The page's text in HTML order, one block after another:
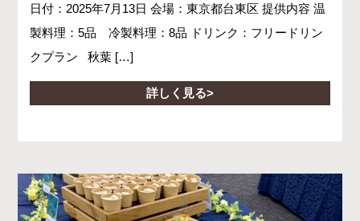
日付：2025年7月13日 会場：東京都台東区 提供内容 温
製料理：5品 冷製料理：8品 ドリンク：フリードリン
クプラン 秋葉 […]
詳しく見る